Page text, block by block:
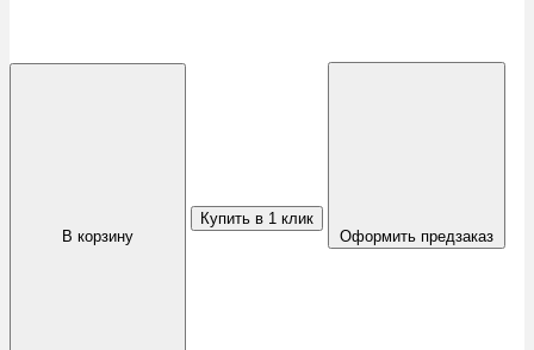
В корзину
Купить в 1 клик
Оформить предзаказ